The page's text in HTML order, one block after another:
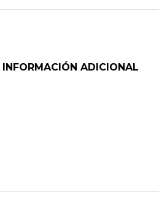
INFORMACIÓN ADICIONAL